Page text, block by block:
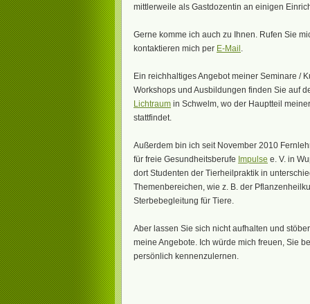
mittlerweile als Gastdozentin an einigen
Gerne komme ich auch zu Ihnen. Rufen Sie
kontaktieren mich per E-Mail .
Ein reichhaltiges Angebot meiner Seminare /
Workshops und Ausbildungen finden Sie auf
Lichtraum in Schwelm, wo der Hauptteil
stattfindet.
Außerdem bin ich seit November 2010
für freie Gesundheitsberufe Impulse e. V. in
dort Studenten der Tierheilpraktik in
Themenbereichen, wie z. B. der
Sterbebegleitung für Tiere.
Aber lassen Sie sich nicht aufhalten und
meine Angebote. Ich würde mich freuen, Sie
persönlich kennenzulernen.